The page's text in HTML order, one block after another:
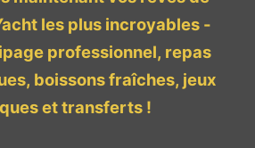
les plus incroyables -
professionnel, repas
boissons fraîches, jeux
et transferts !